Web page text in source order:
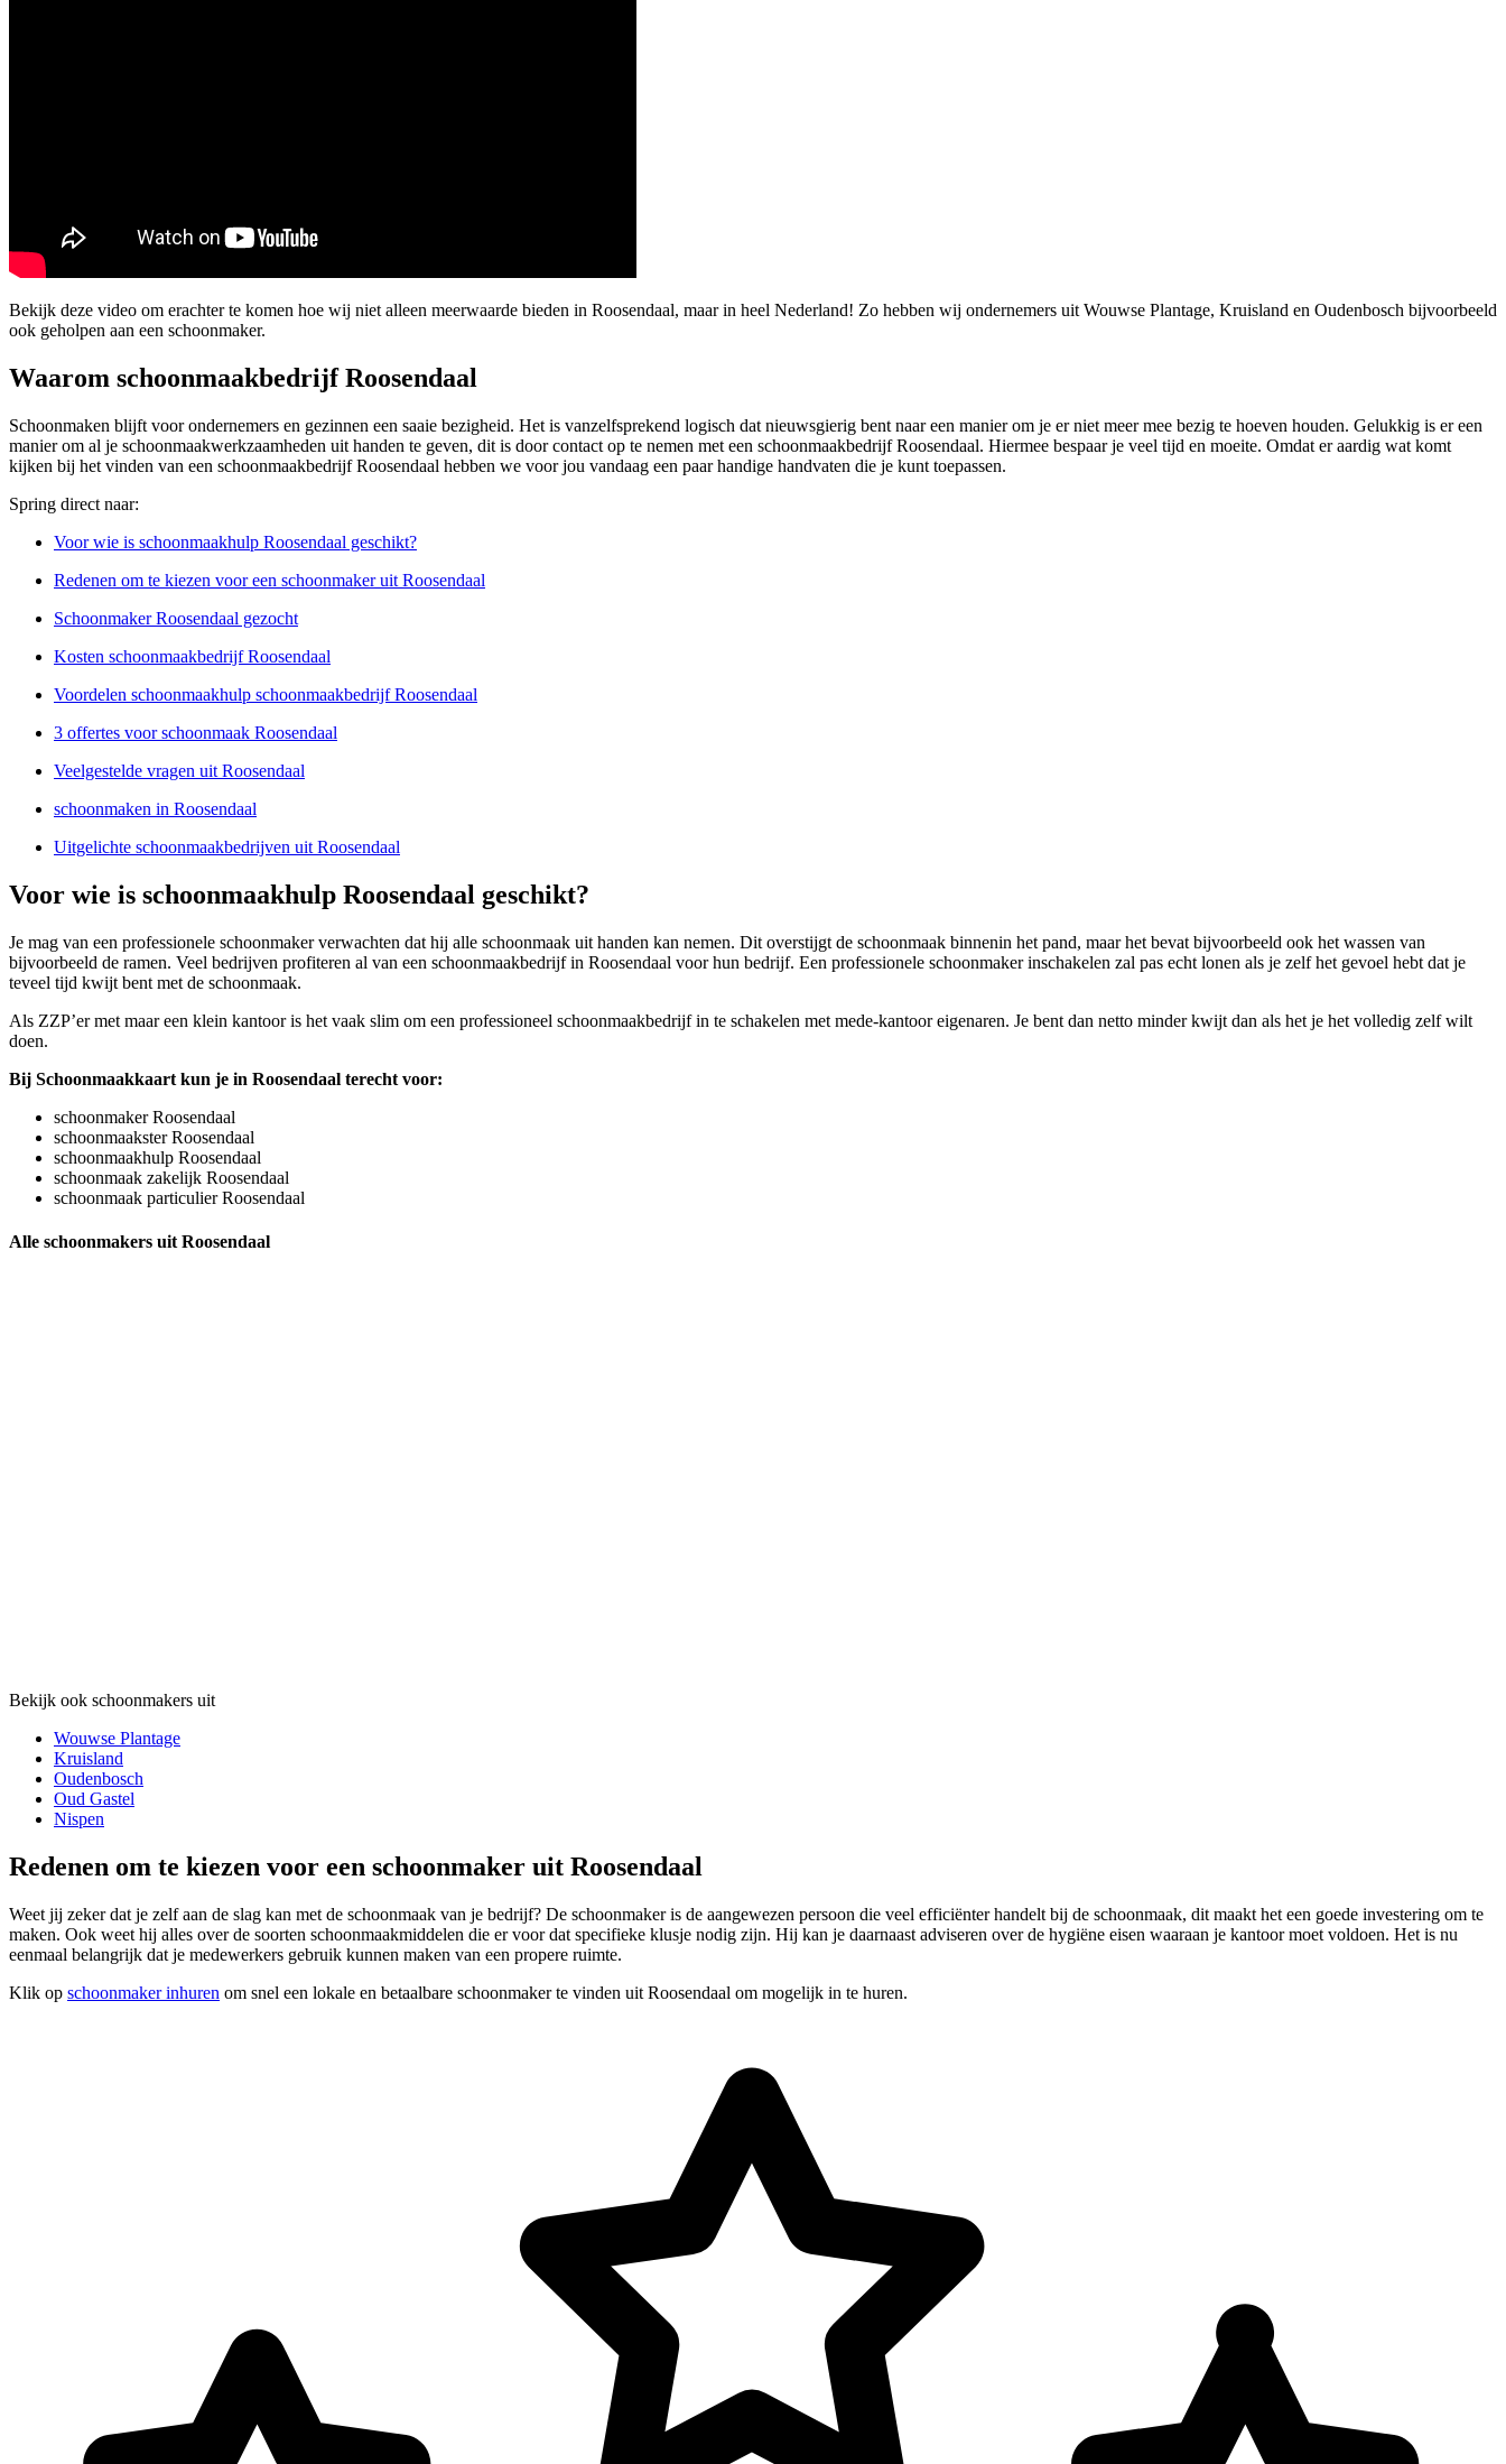
Bekijk deze video om erachter te komen hoe wij niet alleen meerwaarde bieden in Roosendaal, maar in heel Nederland! Zo hebben wij ondernemers uit Wouwse Plantage, Kruisland en Oudenbosch bijvoorbeeld
ook geholpen aan een schoonmaker.
Waarom schoonmaakbedrijf Roosendaal
Schoonmaken blijft voor ondernemers en gezinnen een saaie bezigheid. Het is vanzelfsprekend logisch dat nieuwsgierig bent naar een manier om je er niet meer mee bezig te hoeven houden. Gelukkig is er een
manier om al je schoonmaakwerkzaamheden uit handen te geven, dit is door contact op te nemen met een schoonmaakbedrijf Roosendaal. Hiermee bespaar je veel tijd en moeite. Omdat er aardig wat komt
kijken bij het vinden van een schoonmaakbedrijf Roosendaal hebben we voor jou vandaag een paar handige handvaten die je kunt toepassen.
Spring direct naar:
Voor wie is schoonmaakhulp Roosendaal geschikt?
Redenen om te kiezen voor een schoonmaker uit Roosendaal
Schoonmaker Roosendaal gezocht
Kosten schoonmaakbedrijf Roosendaal
Voordelen schoonmaakhulp schoonmaakbedrijf Roosendaal
3 offertes voor schoonmaak Roosendaal
Veelgestelde vragen uit Roosendaal
schoonmaken in Roosendaal
Uitgelichte schoonmaakbedrijven uit Roosendaal
Voor wie is schoonmaakhulp Roosendaal geschikt?
Je mag van een professionele schoonmaker verwachten dat hij alle schoonmaak uit handen kan nemen. Dit overstijgt de schoonmaak binnenin het pand, maar het bevat bijvoorbeeld ook het wassen van
bijvoorbeeld de ramen. Veel bedrijven profiteren al van een schoonmaakbedrijf in Roosendaal voor hun bedrijf. Een professionele schoonmaker inschakelen zal pas echt lonen als je zelf het gevoel hebt dat je
teveel tijd kwijt bent met de schoonmaak.
Als ZZP’er met maar een klein kantoor is het vaak slim om een professioneel schoonmaakbedrijf in te schakelen met mede-kantoor eigenaren. Je bent dan netto minder kwijt dan als het je het volledig zelf wilt
doen.
Bij Schoonmaakkaart kun je in Roosendaal terecht voor:
schoonmaker Roosendaal
schoonmaakster Roosendaal
schoonmaakhulp Roosendaal
schoonmaak zakelijk Roosendaal
schoonmaak particulier Roosendaal
Alle schoonmakers uit Roosendaal
Bekijk ook schoonmakers uit
Wouwse Plantage
Kruisland
Oudenbosch
Oud Gastel
Nispen
Redenen om te kiezen voor een schoonmaker uit Roosendaal
Weet jij zeker dat je zelf aan de slag kan met de schoonmaak van je bedrijf? De schoonmaker is de aangewezen persoon die veel efficiënter handelt bij de schoonmaak, dit maakt het een goede investering om te
maken. Ook weet hij alles over de soorten schoonmaakmiddelen die er voor dat specifieke klusje nodig zijn. Hij kan je daarnaast adviseren over de hygiëne eisen waaraan je kantoor moet voldoen. Het is nu
eenmaal belangrijk dat je medewerkers gebruik kunnen maken van een propere ruimte.
Klik op schoonmaker inhuren om snel een lokale en betaalbare schoonmaker te vinden uit Roosendaal om mogelijk in te huren.